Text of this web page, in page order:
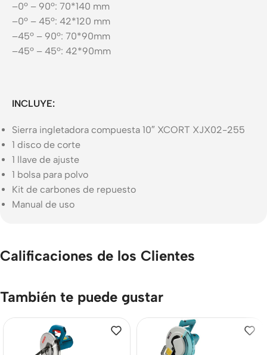
–0º – 90º: 70*140 mm
–0º – 45º: 42*120 mm
–45º – 90º: 70*90mm
–45º – 45º: 42*90mm
INCLUYE:
Sierra ingletadora compuesta 10″ XCORT XJX02-255
1 disco de corte
1 llave de ajuste
1 bolsa para polvo
Kit de carbones de repuesto
Manual de uso
Calificaciones de los Clientes
También te puede gustar